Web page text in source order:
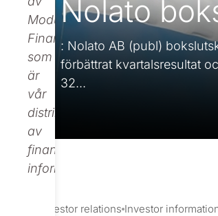
Modular
Finance,
som
är
vår
distributör
av
finansiell
information.
Nolato
: Nolato AB (publ)
förbättrat kvartalsresultat
32...
Investor relations Investor